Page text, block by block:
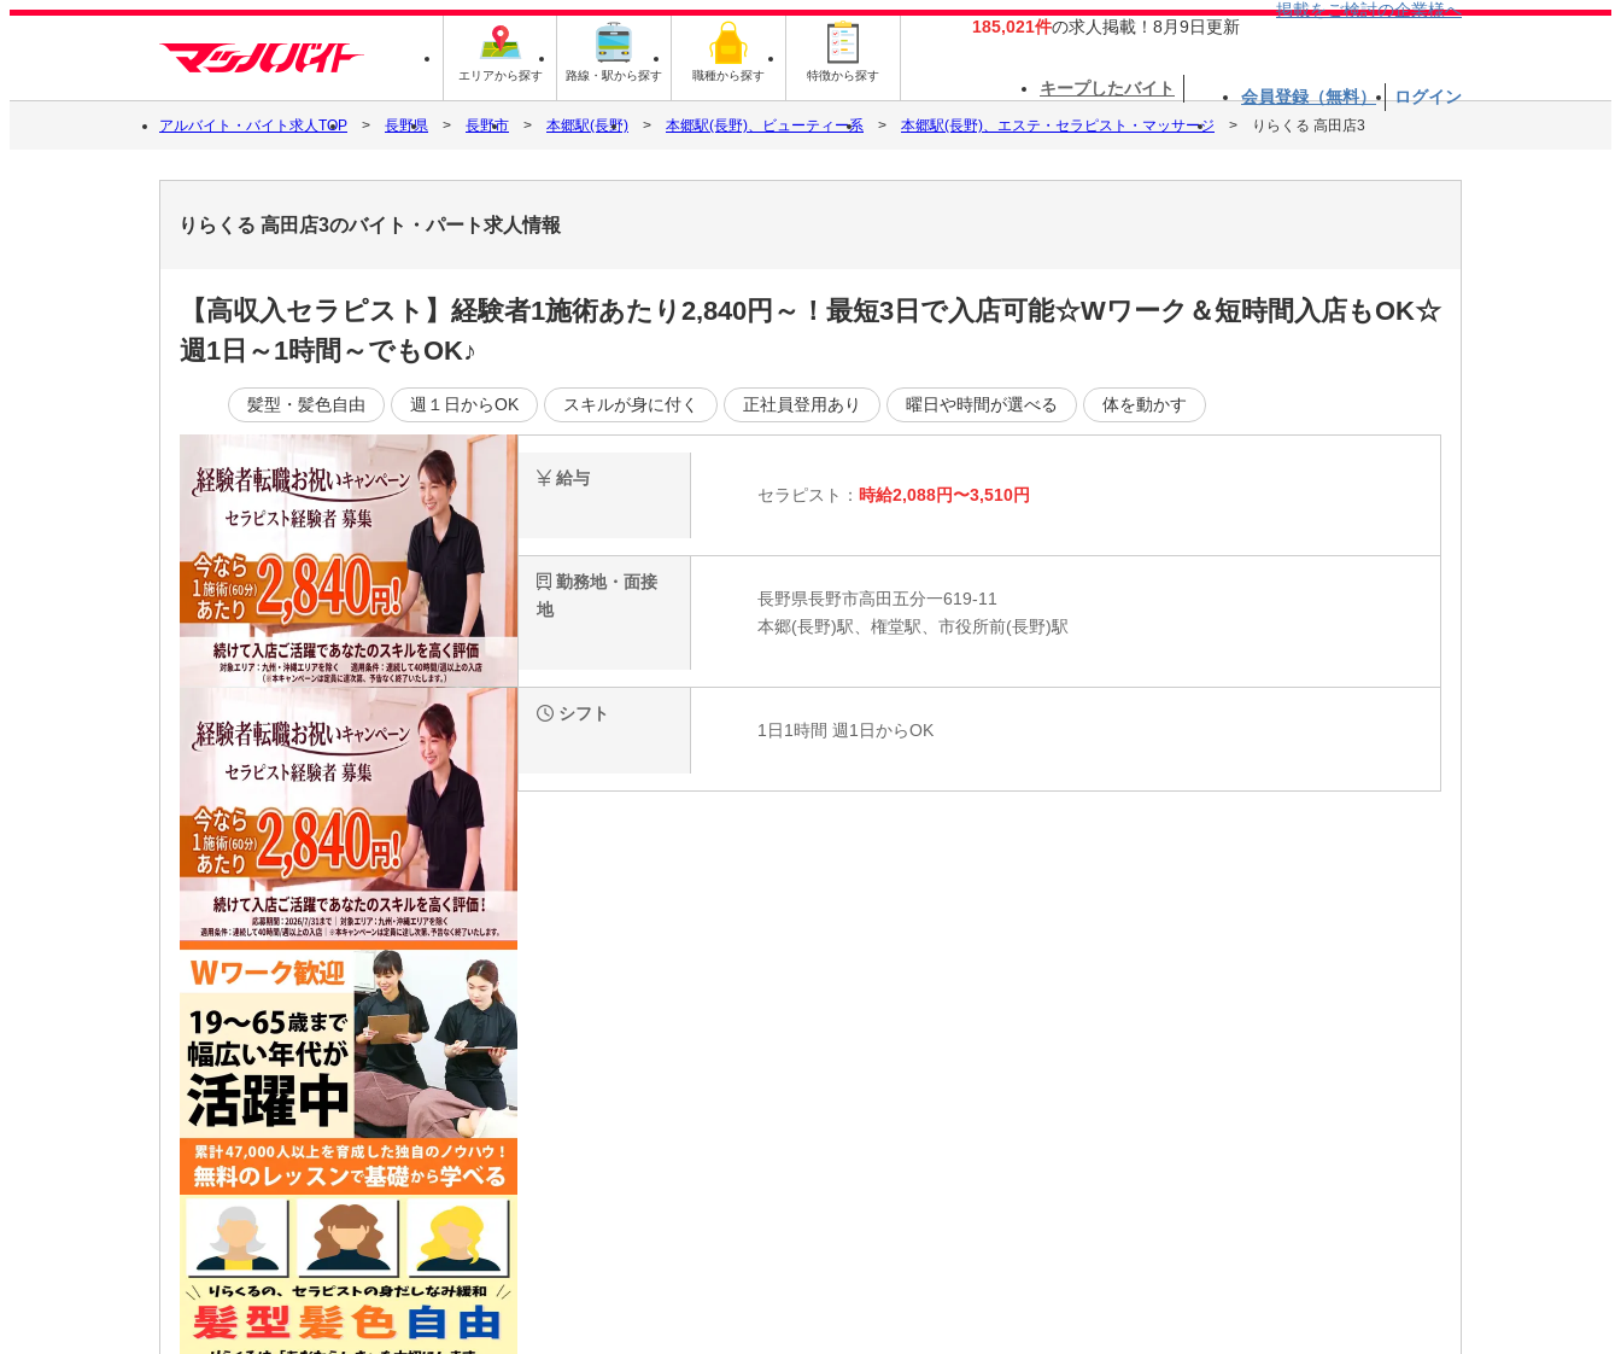
エリアから探す 路線・駅から探す 職種から探す 特徴から探す
185,021件の求人掲載！8月9日更新
掲載をご検討の企業様へ
キープしたバイト 会員登録（無料） ログイン
アルバイト・バイト求人TOP 長野県 長野市 本郷駅(長野) 本郷駅(長野)、ビューティー系 本郷駅(長野)、エステ・セラピスト・マッサージ りらくる 高田店3
りらくる 高田店3のバイト・パート求人情報
【高収入セラピスト】経験者1施術あたり2,840円～！最短3日で入店可能☆Wワーク＆短時間入店もOK☆
週1日～1時間～でもOK♪
髪型・髪色自由 週１日からOK スキルが身に付く 正社員登用あり 曜日や時間が選べる 体を動かす
給与
セラピスト： 時給2,088円〜3,510円
勤務地・面接
地
長野県長野市高田五分一619-11
本郷(長野)駅、権堂駅、市役所前(長野)駅
シフト
1日1時間 週1日からOK